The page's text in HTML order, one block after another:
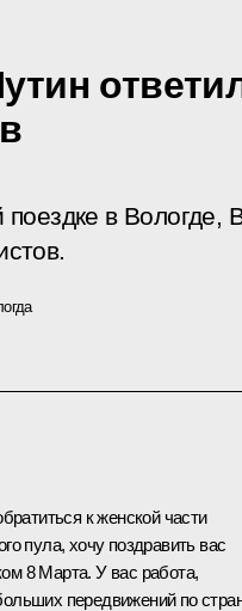
в Вологде,
к женской части
пула, хочу поздравить вас
8 Марта. У вас работа,
передвижений по